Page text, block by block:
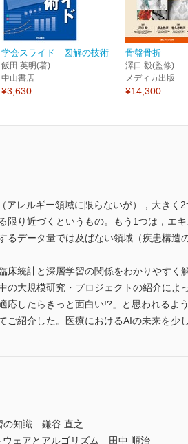
学会スライド 図解の技術
飯田 英明(著)
中山書店
¥3,630
骨盤骨折
澤口 毅(監修)
メディカ出版
¥14,300
アレルギー領域に限らないが），大き
限り近づくというもの。もう1つは，エ
るデータ量では及ばない領域（疾患構
床統計と深層学習の関係をわかりやす
の大規模研究・プロジェクトの紹介に
応したらきっと面白い!?」と思われる
ご紹介した。医療におけるAIの未来を少
の知識 鎌谷 直之
ウェアとアルゴリズム 田中 順治